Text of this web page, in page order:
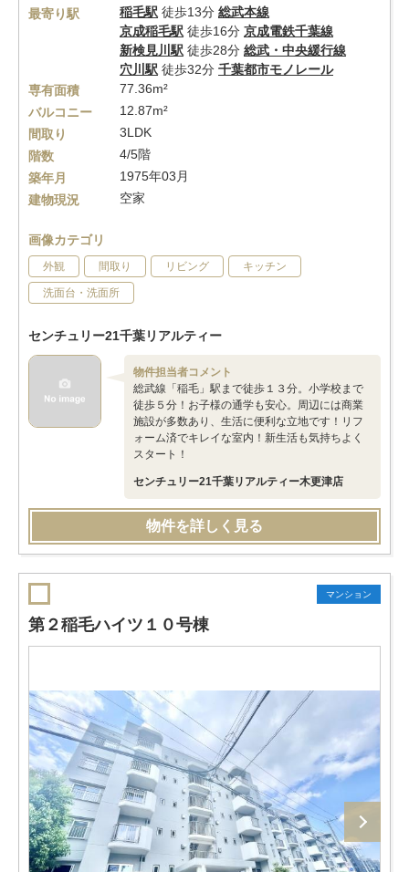
最寄り駅
稲毛駅 徒歩13分 総武本線
京成稲毛駅 徒歩16分 京成電鉄千葉線
新検見川駅 徒歩28分 総武・中央緩行線
穴川駅 徒歩32分 千葉都市モノレール
専有面積
77.36m²
バルコニー
12.87m²
間取り
3LDK
階数
4/5階
築年月
1975年03月
建物現況
空家
画像カテゴリ
外観 間取り リビング キッチン
洗面台・洗面所
センチュリー21千葉リアルティー
物件担当者コメント
総武線「稲毛」駅まで徒歩１３分。小学校まで
徒歩５分！お子様の通学も安心。周辺には商業
施設が多数あり、生活に便利な立地です！リフ
ォーム済でキレイな室内！新生活も気持ちよく
スタート！
センチュリー21千葉リアルティー木更津店
物件を詳しく見る
マンション
第２稲毛ハイツ１０号棟